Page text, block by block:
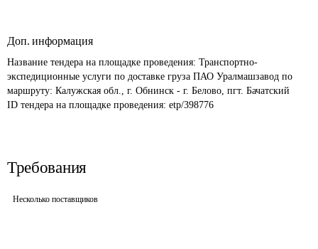
Доп. информация
Название тендера на площадке проведения: Транспортно-
экспедиционные услуги по доставке груза ПАО Уралмашзавод по
маршруту: Калужская обл., г. Обнинск - г. Белово, пгт. Бачатский
ID тендера на площадке проведения: etp/398776
Требования
Несколько поставщиков